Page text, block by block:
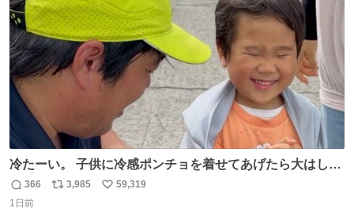
ベルガモット、
数
冷たーい。 子供に冷感ポンチョを着せてあげたら大はしゃ
ぎで喜んでくれました。 こんな素敵な代物を提供してくれ
た山口県の恩師に感謝。
返
信
366
リ
3,985
い
59,319
1日前